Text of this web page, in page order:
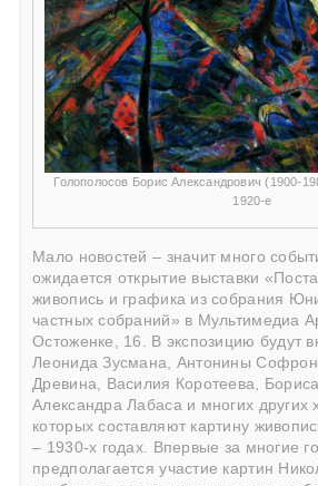
Голополосов Борис Александрович (1900-
1920-е
Мало новостей – значит много
ожидается открытие выставки
живопись и графика из собрания
частных собраний» в Мультимедиа
Остоженке, 16. В экспозицию будут
Леонида Зусмана, Антонины
Древина, Василия Коротеева,
Александра Лабаса и многих других
которых составляют картину
– 1930-х годах. Впервые за многие
предполагается участие картин